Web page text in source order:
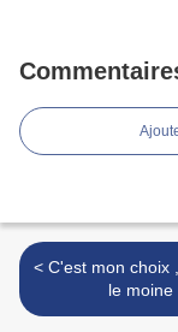
< C'est mon choix , l'habit et
le moine